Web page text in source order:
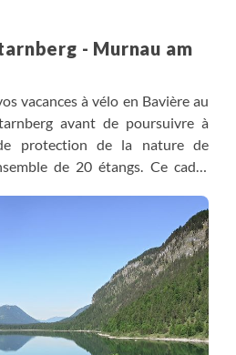
- Murnau am
vacances à vélo en Bavière au
avant de poursuivre à
protection de la nature de
de 20 étangs. Ce cadre
1000 hectares, un petit paradis
Vous passez ensuite devant
l'un des plus chauds de Bavière,
Vous disposez de
pour visiter l'un des musées
la vieille ville colorée.